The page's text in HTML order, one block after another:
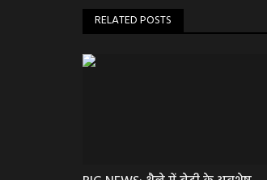
RELATED POSTS